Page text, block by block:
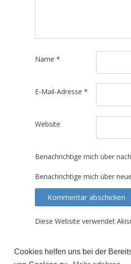
Cookies helfen uns bei der
g
t
o
Name *
E-Mail-Adresse *
Website
Benachrichtige mich über
Benachrichtige mich über
Diese Website verwendet